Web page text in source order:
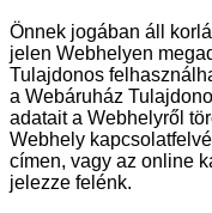
Önnek jogában áll
jelen Webhelyen
Tulajdonos
a Webáruház
adatait a Webhelyről
Webhely
címen, vagy az online
jelezze felénk.